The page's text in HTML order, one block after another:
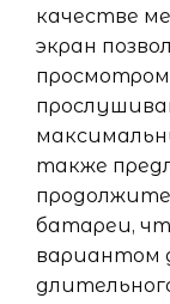
качестве
экран
также
батареи,
вариантом